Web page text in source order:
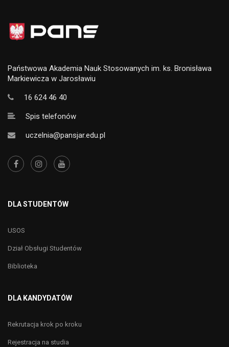
Państwowa Akademia Nauk Stosowanych im. ks. Bronisława
Markiewicza w Jarosławiu
16 624 46 40
Spis telefonów
uczelnia@pansjar.edu.pl
DLA STUDENTÓW
USOS
Dział Obsługi Studentów
Biblioteka
DLA KANDYDATÓW
Rekrutacja krok po kroku
Rejestracja na studia